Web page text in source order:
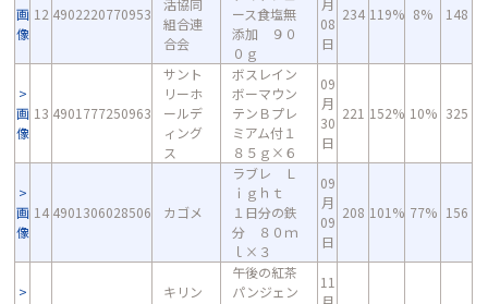
画
像
12 4902220770953
活協同
組合連
合会
ース食塩無
添加 ９０
０ｇ
月
08
日
234 119% 8% 148
画
像
13 4901777250963
サント
リーホ
ールデ
ィング
ス
ボスレイン
ボーマウン
テンＢプレ
ミアム付１
８５ｇ×６
09
月
30
日
221 152% 10% 325
画
像
14 4901306028506 カゴメ
ラブレ Ｌ
ｉｇｈｔ
１日分の鉄
分 ８０ｍ
ｌ×３
09
月
09
日
208 101% 77% 156
キリン
午後の紅茶
パンジェン
11